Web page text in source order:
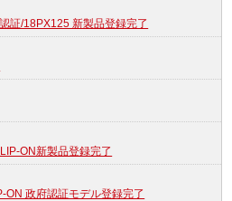
証/18PX125 新製品登録完了
ON新製品登録完了
ON 政府認証モデル登録完了